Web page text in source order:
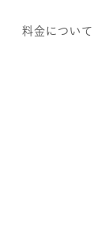
料金について